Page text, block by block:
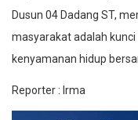
Dusun 04 Dadang ST,
masyarakat adalah
kenyamanan hidup
Reporter : Irma